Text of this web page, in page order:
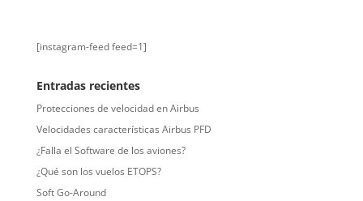
[instagram-feed feed=1]
Entradas recientes
Protecciones de velocidad en Airbus
Velocidades características Airbus PFD
¿Falla el Software de los aviones?
¿Qué son los vuelos ETOPS?
Soft Go-Around